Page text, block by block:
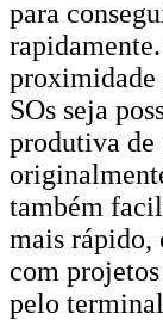
para
proximidade
SOs seja
produtiva de
também
mais rápido,
com
pelo